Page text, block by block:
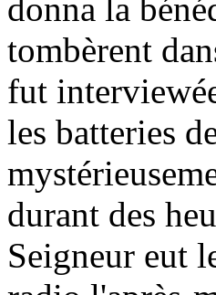
donna la
tombèrent
fut
les batteries
durant des
Seigneur eut